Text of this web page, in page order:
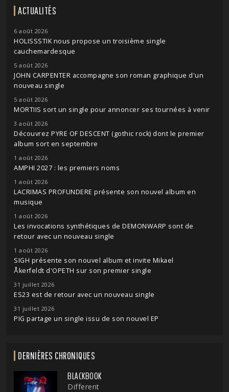
ACTUALITÉS
6 août 2026
HOLISSSTIK nous propose un troisième single
cauchemardesque
5 août 2026
JOHN CARPENTER accompagne son roman graphique d'un
nouveau single
5 août 2026
MORTIIS sort un single pour annoncer ses tournées à venir
3 août 2026
Découvrez PYRE OF DESCENT (gothic rock) dont le premier
album sort en septembre
1 août 2026
AMPHI 2027 : les premiers noms
1 août 2026
LACRIMAS PROFUNDERE présente son nouvel album en
musique
1 août 2026
Les invocations synthétiques de DEMONWARP sont de
retour avec un nouveau single
1 août 2026
SIGH présente son nouvel album et invite Mikael
Åkerfeldt d'OPETH sur son premier single
31 juillet 2026
ES23 est de retour avec un nouveau single
31 juillet 2026
PIG partage un single issu de son nouvel EP
DERNIÈRES CHRONIQUES
BLACKBOOK
Different